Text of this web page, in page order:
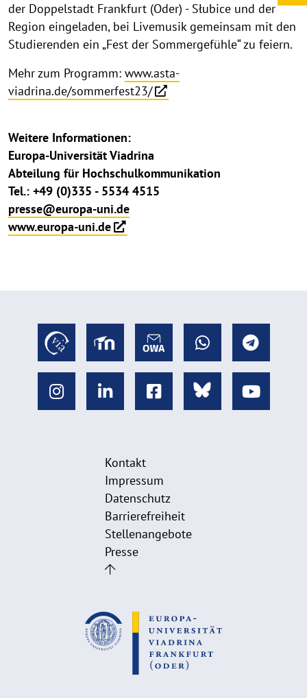
der Doppelstadt Frankfurt (Oder) - Słubice und der
Region eingeladen, bei Livemusik gemeinsam mit den
Studierenden ein „Fest der Sommergefühle“ zu feiern.
Mehr zum Programm: www.asta-
viadrina.de/sommerfest23/
Weitere Informationen:
Europa-Universität Viadrina
Abteilung für Hochschulkommunikation
Tel.: +49 (0)335 - 5534 4515
presse@europa-uni.de
www.europa-uni.de
Kontakt
Impressum
Datenschutz
Barrierefreiheit
Stellenangebote
Presse